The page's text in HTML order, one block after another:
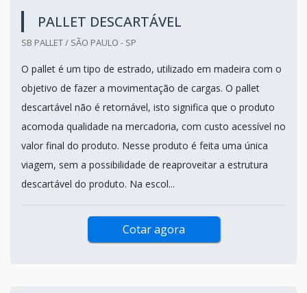
PALLET DESCARTÁVEL
SB PALLET / SÃO PAULO - SP
O pallet é um tipo de estrado, utilizado em madeira com o
objetivo de fazer a movimentação de cargas. O pallet
descartável não é retornável, isto significa que o produto
acomoda qualidade na mercadoria, com custo acessível no
valor final do produto. Nesse produto é feita uma única
viagem, sem a possibilidade de reaproveitar a estrutura
descartável do produto. Na escol...
Cotar agora